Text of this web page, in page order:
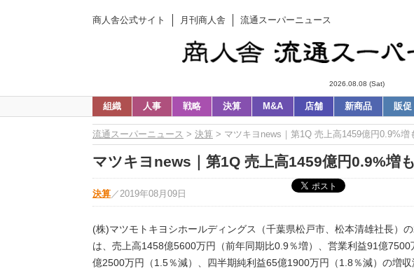
商人舎公式サイト 月刊商人舎 流通スーパーニュース
2026.08.08 (Sat)
組織 人事 戦略 決算 M&A 店舗 新商品 販促
流通スーパーニュース > 決算 > マツキヨnews｜第1Q 売上高1459億円0.9%増
マツキヨnews｜第1Q 売上高1459億円0.9%増
決算 ／ 2019年08月09日
(株)マツモトキヨシホールディングス（千葉県松戸市、松本清雄社長）
は、売上高1458億5600万円（前年同期比0.9％増）、営業利益91億
億2500万円（1.5％減）、四半期純利益65億1900万円（1.8％減）の増収